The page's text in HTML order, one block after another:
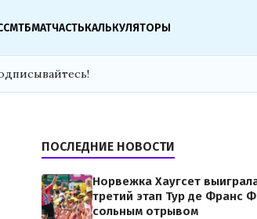
МТБМАТЧАСТЬКАЛЬКУЛЯТОРЫ
ПОСЛЕДНИЕ НОВОСТИ
Норвежка Хаугсет
третий этап Тур де Франс
сольным отрывом